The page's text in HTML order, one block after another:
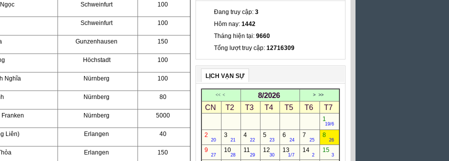
Schweinfurt 100
Schweinfurt 100
Gunzenhausen 150
Höchstadt 100
Nghĩa Nürnberg 100
Nürnberg 80
Franken Nürnberg 5000
Liên) Erlangen 40
Erlangen 150
Đang truy cập: 3
Hôm nay: 1442
Tháng hiện tại: 9660
Tổng lượt truy cập: 12716309
LỊCH VẠN SỰ
<< < 8/2026 > >>
CN T2 T3 T4 T5 T6 T7
1
19/6
2
20
3
21
4
22
5
23
6
24
7
25
8
26
9
27
10
28
11
29
12
30
13
1/7
14
2
15
3